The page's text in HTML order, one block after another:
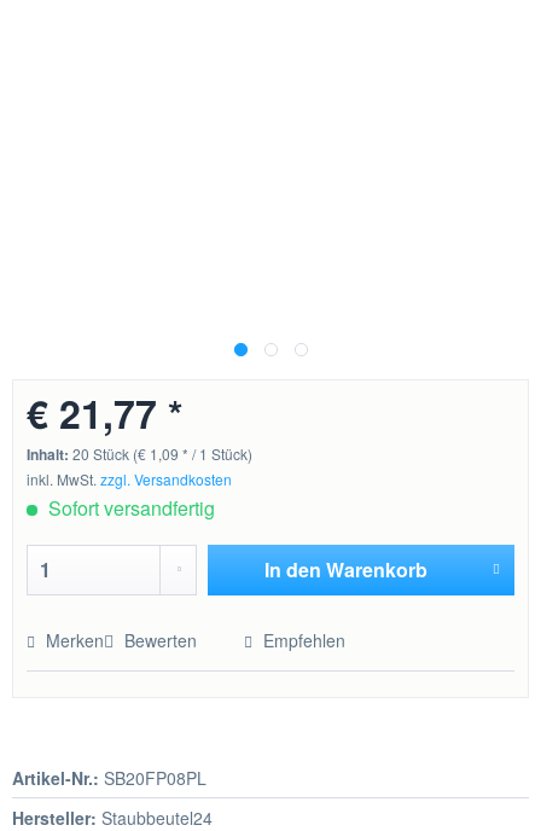
€ 21,77 *
Inhalt:20 Stück (€ 1,09 * / 1 Stück)
inkl. MwSt.zzgl. Versandkosten
Sofort versandfertig
In den Warenkorb
Merken Bewerten Empfehlen
Artikel-Nr.: SB20FP08PL
Hersteller: Staubbeutel24